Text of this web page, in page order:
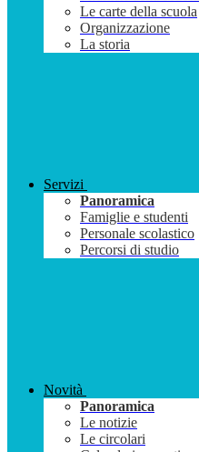
Le carte della scuola
Organizzazione
La storia
Servizi
Panoramica
Famiglie e studenti
Personale scolastico
Percorsi di studio
Novità
Panoramica
Le notizie
Le circolari